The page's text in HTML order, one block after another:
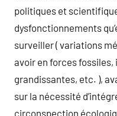
politiques et
dysfonctionnements
surveiller ( variations
avoir en forces
grandissantes, etc. ),
sur la nécessité
circonspection